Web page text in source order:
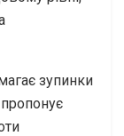
зупинки